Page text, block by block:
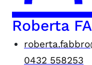
Roberta
0432 558253